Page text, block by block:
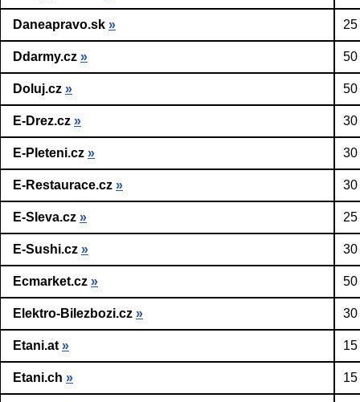
Daneapravo.sk »
Ddarmy.cz » 50
Doluj.cz » 50
E-Drez.cz » 30
E-Pleteni.cz » 30
E-Restaurace.cz » 30
E-Sleva.cz »
E-Sushi.cz » 30
Ecmarket.cz » 50
Elektro-Bilezbozi.cz » 30
Etani.at »
Etani.ch »